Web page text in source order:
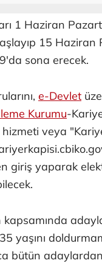
1 Haziran
15 Haziran
sona erecek.
e-Devlet
Kurumu-
veya
giriş yaparak
kapsamında
yaşını
bütün